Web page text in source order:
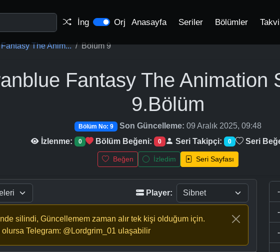
İng Orj Anasayfa Seriler Bölümler
The Anim... Bölüm 9
Fantasy The Animation
9.Bölüm
Bölüm No: 9 Son Güncelleme: 09 Aralık 2025, 09:48
İzlenme:
0 Bölüm Beğeni: 0 Seri Takipçi: 0 Seri
Beğen İzledim Seri Sayfası
Player:
silindi, Güncellemem zaman alır tek kişi olduğum için.
olursa Telegram: @Lordgrim_01 ulaşabilir